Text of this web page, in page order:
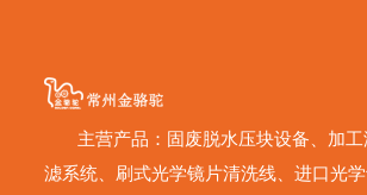
主营产品：固废脱水压块设备、加工
滤系统、刷式光学镜片清洗线、进口光学